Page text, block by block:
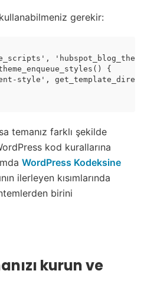
gerekir:
{
style',
temanız farklı şekilde
kod kurallarına
WordPress Kodeksine
ilerleyen kısımlarında
birini
kurun ve